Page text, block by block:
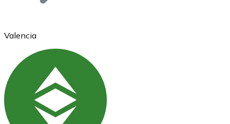
Ethereum
ETH
Valencia